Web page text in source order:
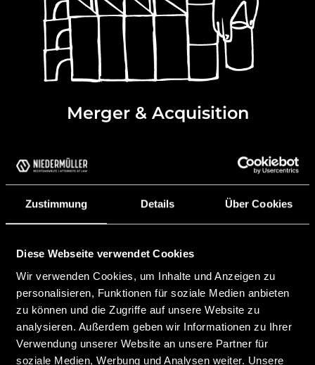
Zustimmung Details Über Cookies
Diese Webseite verwendet Cookies
Wir verwenden Cookies, um Inhalte und Anzeigen zu
personalisieren, Funktionen für soziale Medien anbieten
zu können und die Zugriffe auf unsere Website zu
analysieren. Außerdem geben wir Informationen zu Ihrer
Verwendung unserer Website an unsere Partner für
soziale Medien, Werbung und Analysen weiter. Unsere
Merger & Acquisition